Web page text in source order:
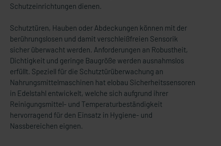
Schutzeinrichtungen dienen.
Schutztüren, Hauben oder Abdeckungen können mit der
berührungslosen und damit verschleißfreien Sensorik
sicher überwacht werden. Anforderungen an Robustheit,
Dichtigkeit und geringe Baugröße werden ausnahmslos
erfüllt. Speziell für die Schutztürüberwachung an
Nahrungsmittelmaschinen hat elobau Sicherheitssensoren
in Edelstahl entwickelt, welche sich aufgrund ihrer
Reinigungsmittel- und Temperaturbeständigkeit
hervorragend für den Einsatz in Hygiene- und
Nassbereichen eignen.